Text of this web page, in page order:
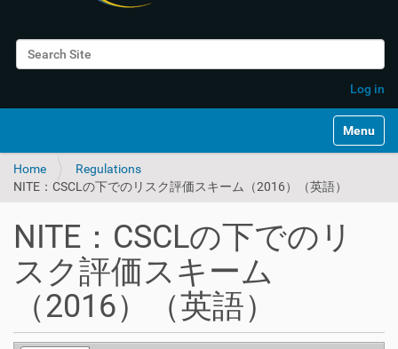
Search Site
Log in
Toggle
Home
Regulations
NITE：CSCLの下でのリスク評価スキーム（2016）（英語）
NITE：CSCLの下でのリ
スク評価スキーム
（2016）（英語）